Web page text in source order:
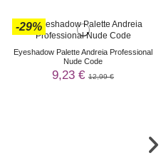
-29%
Eyeshadow Palette Andreia Professional
Nude Code
9,23 € 12,99 €